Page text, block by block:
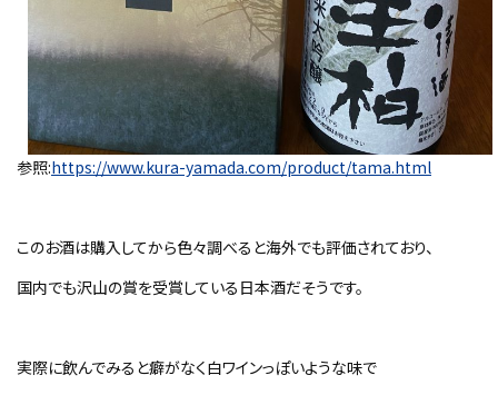
参照:https://www.kura-yamada.com/product/tama.html
このお酒は購入してから色々調べると海外でも評価されており、
国内でも沢山の賞を受賞している日本酒だそうです。
実際に飲んでみると癖がなく白ワインっぽいような味で